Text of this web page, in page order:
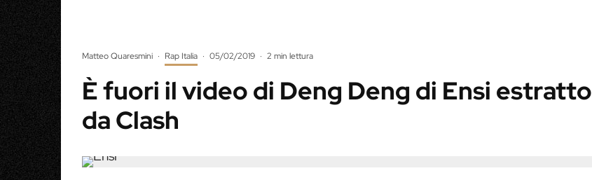
Matteo Quaresmini · Rap Italia · 05/02/2019 · 2 min lettura
È fuori il video di Deng Deng di Ensi estratto
da Clash